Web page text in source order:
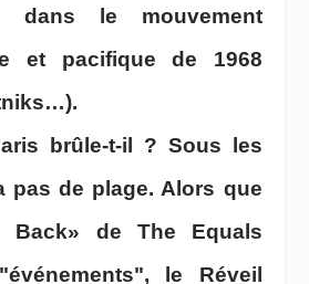
le mouvement
et pacifique de 1968
brûle-t-il ? Sous les
pas de plage. Alors que
Back» de The Equals
le Réveil